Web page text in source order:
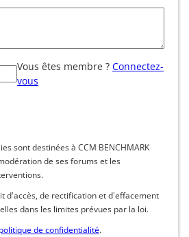
Vous êtes membre ? Connectez-
vous
sont destinées à CCM BENCHMARK
de ses forums et les
d'accès, de rectification et d'effacement
dans les limites prévues par la loi.
politique de confidentialité.